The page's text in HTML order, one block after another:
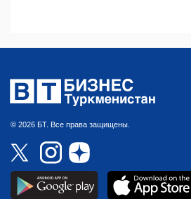
© 2026 БТ. Все права защищены.